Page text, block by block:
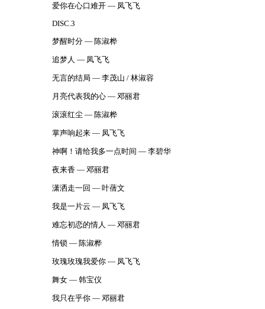
爱你在心口难开 — 凤飞飞
DISC.3
梦醒时分 — 陈淑桦
追梦人 — 凤飞飞
无言的结局 — 李茂山 / 林淑容
月亮代表我的心 — 邓丽君
滚滚红尘 — 陈淑桦
掌声响起来 — 凤飞飞
神啊！请给我多一点时间 — 李碧华
夜来香 — 邓丽君
潇洒走一回 — 叶蒨文
我是一片云 — 凤飞飞
难忘初恋的情人 — 邓丽君
情锁 — 陈淑桦
玫瑰玫瑰我爱你 — 凤飞飞
舞女 — 韩宝仪
我只在乎你 — 邓丽君